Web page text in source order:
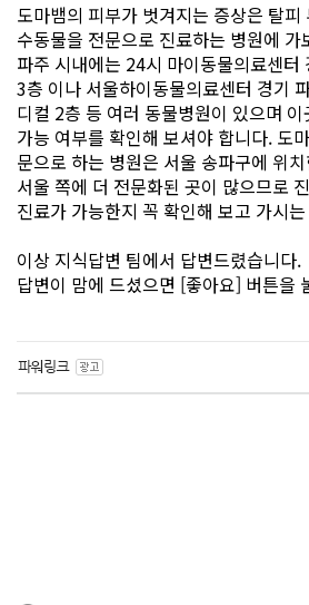
도마뱀의 피부가 벗겨지는 증상은 탈
수동물을 전문으로 진료하는 병원에
파주 시내에는 24시 마이동물의료센
3층 이나 서울하이동물의료센터 경기
디컬 2층 등 여러 동물병원이 있으며
가능 여부를 확인해 보셔야 합니다. 도
문으로 하는 병원은 서울 송파구에 위
서울 쪽에 더 전문화된 곳이 많으므로
진료가 가능한지 꼭 확인해 보고 가시
이상 지식답변 팀에서 답변드렸습니다.
답변이 맘에 드셨으면 [좋아요] 버튼을